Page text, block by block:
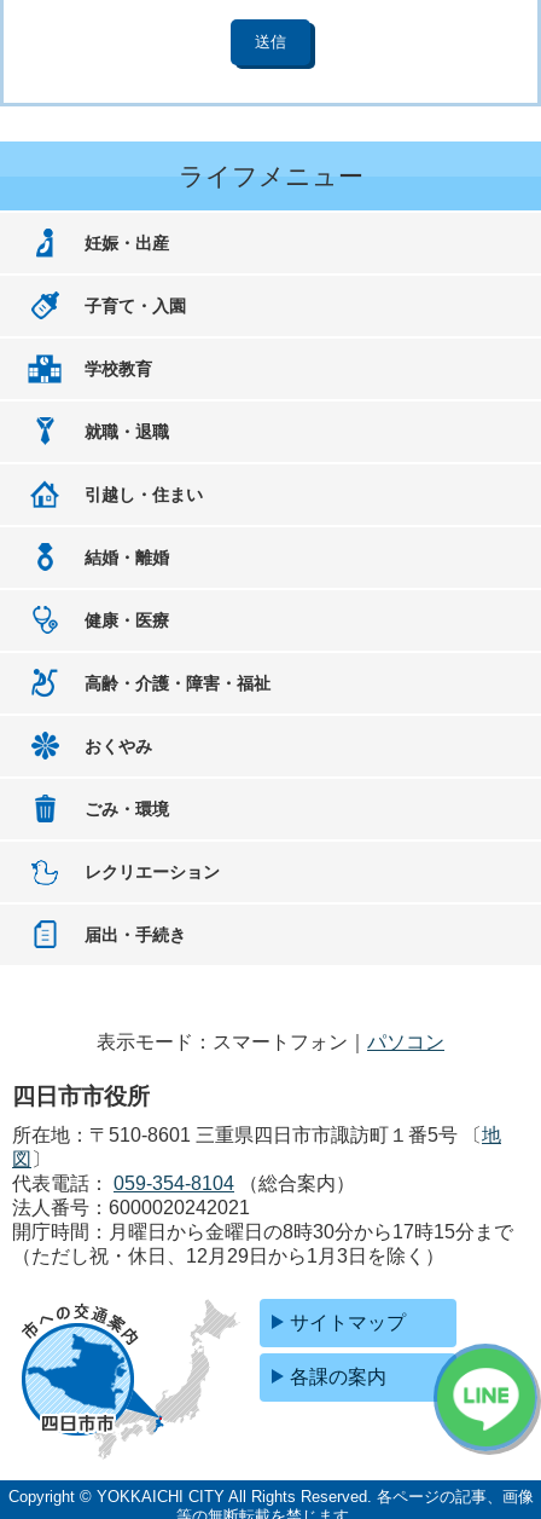
ライフメニュー
妊娠・出産
子育て・入園
学校教育
就職・退職
引越し・住まい
結婚・離婚
健康・医療
高齢・介護・障害・福祉
おくやみ
ごみ・環境
レクリエーション
届出・手続き
表示モード：スマートフォン｜ パソコン
四日市市役所
所在地：〒510-8601 三重県四日市市諏訪町１番5号 〔地
図 〕
代表電話：
059-354-8104
（総合案内）
法人番号：6000020242021
開庁時間：月曜日から金曜日の8時30分から17時15分まで
（ただし祝・休日、12月29日から1月3日を除く）
サイトマップ
各課の案内
Copyright © YOKKAICHI CITY All Rights Reserved. 各ページの記事、画像